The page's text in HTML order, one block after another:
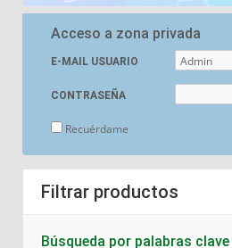
Acceso a zona privada
E-MAIL USUARIO
CONTRASEÑA
Recuérdame
Filtrar productos
Búsqueda por palabras clave